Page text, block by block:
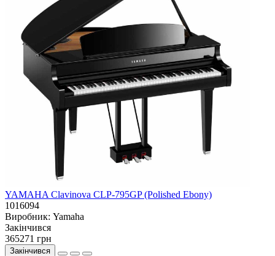
YAMAHA Clavinova CLP-795GP (Polished Ebony)
1016094
Виробник: Yamaha
Закiнчився
365271 грн
Закінчився